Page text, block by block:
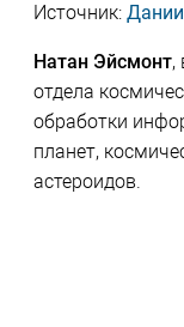
Источник:
Натан Эйсмонт,
отдела
обработки
планет,
астероидов.